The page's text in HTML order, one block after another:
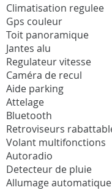
Climatisation regulee
Gps couleur
Toit panoramique
Jantes alu
Regulateur vitesse
Caméra de recul
Aide parking
Attelage
Bluetooth
Retroviseurs
Volant multifonctions
Autoradio
Detecteur de pluie
Allumage